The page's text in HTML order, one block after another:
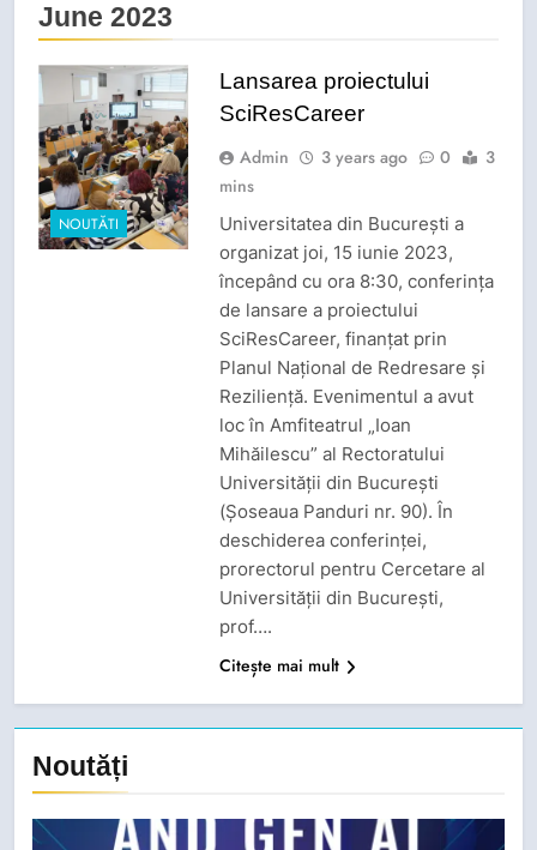
Noutăți
June 2023
NOUTĂTI
Lansarea proiectului
SciResCareer
Admin 3 years ago 0
3
mins
Universitatea din București a
organizat joi, 15 iunie 2023,
începând cu ora 8:30, conferința
de lansare a proiectului
SciResCareer, finanțat prin
Planul Național de Redresare și
Reziliență. Evenimentul a avut
loc în Amfiteatrul „Ioan
Mihăilescu” al Rectoratului
Universității din București
(Șoseaua Panduri nr. 90). În
deschiderea conferinței,
prorectorul pentru Cercetare al
Universității din București,
prof….
Citește mai mult